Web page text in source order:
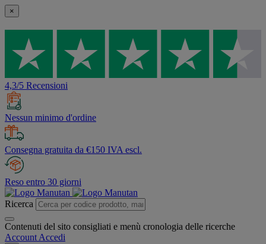
×
4,3/5 Recensioni
Nessun minimo d'ordine
Consegna gratuita da €150 IVA escl.
Reso entro 30 giorni
Ricerca
Contenuti del sito consigliati e menù cronologia delle ricerche
Account Accedi